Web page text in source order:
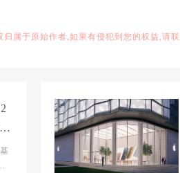
属于原始作者,如果有侵犯到您的权益,请